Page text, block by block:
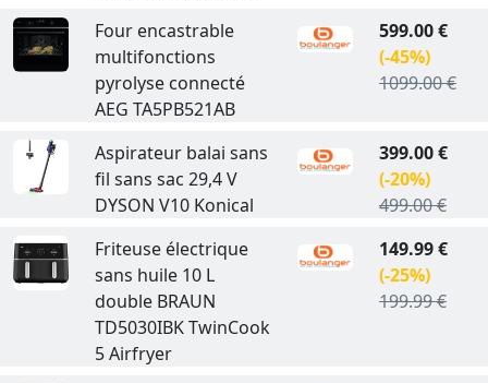
Four encastrable
multifonctions
pyrolyse connecté
AEG TA5PB521AB
599.00 €
(-45%)
1099.00 €
Aspirateur balai sans
fil sans sac 29,4 V
DYSON V10 Konical
399.00 €
(-20%)
499.00 €
Friteuse électrique
sans huile 10 L
double BRAUN
TD5030IBK TwinCook
5 Airfryer
149.99 €
(-25%)
199.99 €